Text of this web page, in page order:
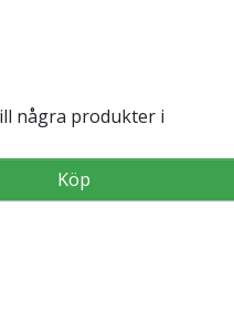
Köp
Köp
Köp
Köp
några produkter i